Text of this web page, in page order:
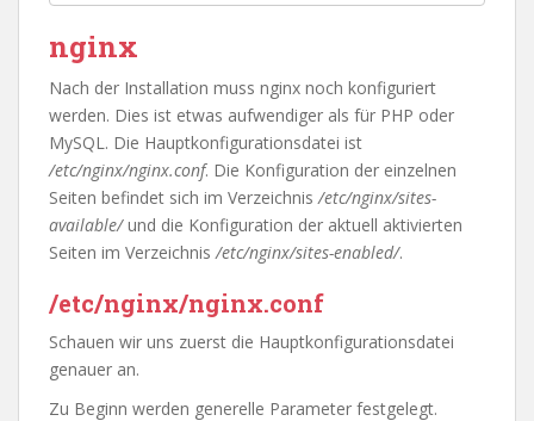
nginx
Nach der Installation muss nginx noch konfiguriert
werden. Dies ist etwas aufwendiger als für PHP oder
MySQL. Die Hauptkonfigurationsdatei ist
/etc/nginx/nginx.conf. Die Konfiguration der einzelnen
Seiten befindet sich im Verzeichnis /etc/nginx/sites-
available/und die Konfiguration der aktuell aktivierten
Seiten im Verzeichnis /etc/nginx/sites-enabled/.
/etc/nginx/nginx.conf
Schauen wir uns zuerst die Hauptkonfigurationsdatei
genauer an.
Zu Beginn werden generelle Parameter festgelegt.